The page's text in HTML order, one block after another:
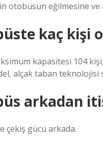
otobüsün eğilmesine ve
kaç kişi
kapasitesi 104
alçak taban
arkadan
çekiş gücü arkada.